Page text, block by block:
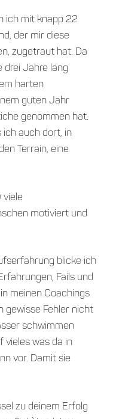
ich mit knapp 22
der mir diese
zugetraut hat. Da
drei Jahre lang
harten
guten Jahr
genommen hat.
ich auch dort, in
Terrain, eine
viele
motiviert und
blicke ich
Fails und
meinen Coachings
gewisse Fehler nicht
schwimmen
vieles was da in
vor. Damit sie
zu deinem Erfolg